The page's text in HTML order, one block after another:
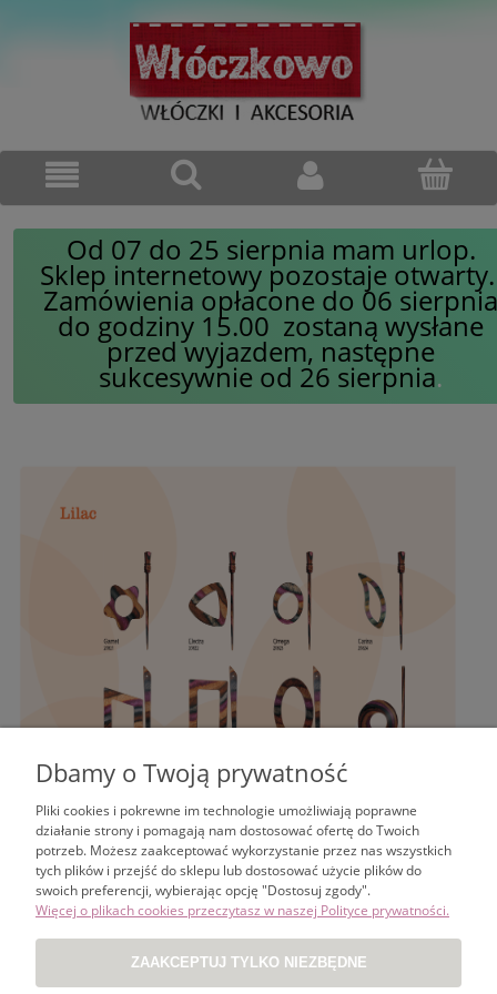
Od 07 do 25 sierpnia mam urlop.
Sklep internetowy pozostaje
Zamówienia opłacone do 06 sierpnia
do godziny 15.00 zostaną wysłane
przed wyjazdem, następne
sukcesywnie od 26 sierpnia.
Nie znaleziono produktów spełniających podane kryteria.
ZAKUPY
POMOC
Dbamy o Twoją prywatność
Pliki cookies i pokrewne im technologie umożliwiają poprawne
działanie strony i pomagają nam dostosować ofertę do Twoich
potrzeb. Możesz zaakceptować wykorzystanie przez nas wszystkich
tych plików i przejść do sklepu lub dostosować użycie plików do
swoich preferencji, wybierając opcję "Dostosuj zgody".
Więcej o plikach cookies przeczytasz w naszej Polityce prywatności.
ZAAKCEPTUJ TYLKO NIEZBĘDNE